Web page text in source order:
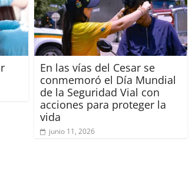
En las vías del Cesar se
conmemoró el Día Mundial
de la Seguridad Vial con
acciones para proteger la
vida
junio 11, 2026